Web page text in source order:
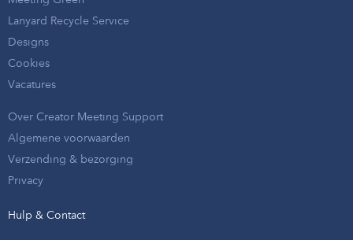
Lanyard Recycle Service
Designs
Cookies
Vacatures
Over Creator Meeting Support
Algemene voorwaarden
Verzending & bezorging
Privacy
Hulp & Contact